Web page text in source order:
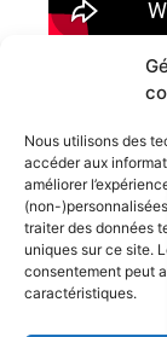
Nous utilisons des
accéder aux
améliorer
(non-
traiter des données
uniques sur ce site.
consentement peut
caractéristiques.
La chaine
Dernières